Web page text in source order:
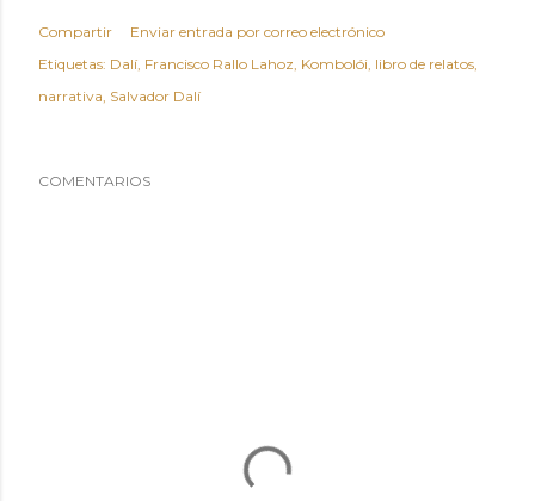
Compartir
Enviar entrada por correo electrónico
Etiquetas: Dalí Francisco Rallo Lahoz Kombolói libro de relatos
narrativa Salvador Dalí
COMENTARIOS